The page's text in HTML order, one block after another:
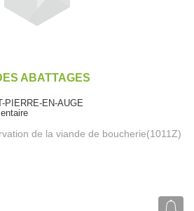
ABATTAGES
PIERRE-EN-AUGE
de la viande de boucherie(1011Z)